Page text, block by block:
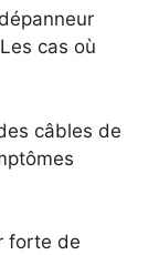
cas où
câbles de
forte de